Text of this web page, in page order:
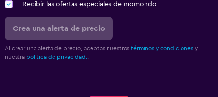
Recibir las ofertas especiales de momondo
Crea una alerta de precio
Al crear una alerta de precio, aceptas nuestros términos y condiciones y
nuestra política de privacidad.